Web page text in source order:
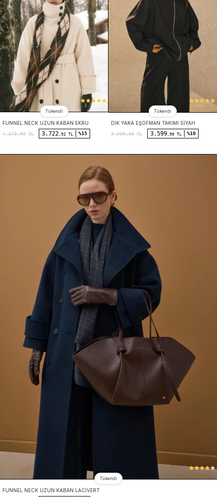
Tükendi
FUNNEL NECK UZUN KABAN EKRU
4.379,90 TL 3.722 ,92 TL %15
Tükendi
DIK YAKA EŞOFMAN TAKIMI SIYAH
3.999,90 TL 3.599 ,90 TL %10
Tükendi
FUNNEL NECK UZUN KABAN LACIVERT